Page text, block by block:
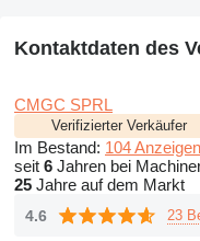
Kontaktdaten des
CMGC SPRL
Verifizierter Verkäufer
Im Bestand: 104 Anzeigen
seit 6 Jahren bei
25 Jahre auf dem Markt
4.6 23